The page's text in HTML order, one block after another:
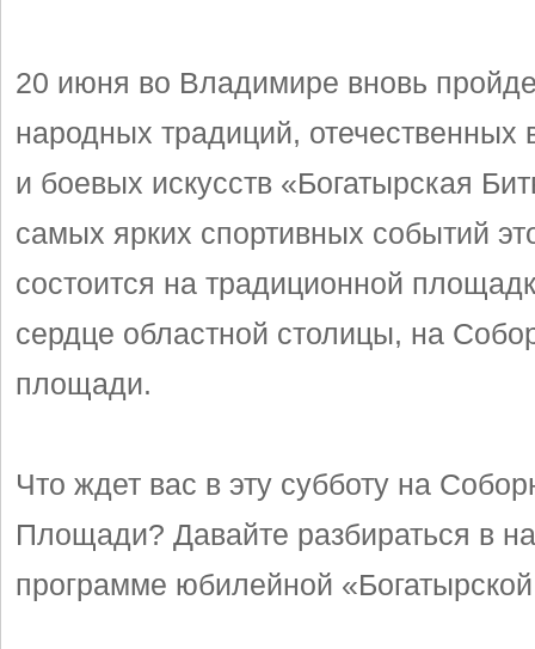
20 июня во Владимире вновь
народных традиций, отечественных
и боевых искусств «Богатырская
самых ярких спортивных событий
состоится на традиционной
сердце областной столицы, на
площади.
Что ждет вас в эту субботу на
Площади? Давайте разбираться в
программе юбилейной